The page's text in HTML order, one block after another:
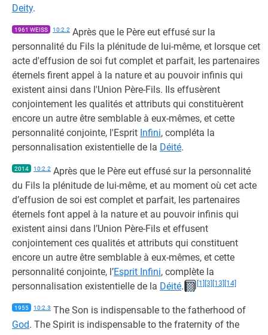
Deity.
1961 WEISS 10:2.2 Après que le Père eut effusé sur la
personnalité du Fils la plénitude de lui-même, et lorsque cet
acte d'effusion de soi fut complet et parfait, les partenaires
éternels firent appel à la nature et au pouvoir infinis qui
existent ainsi dans l'Union Père-Fils. Ils effusèrent
conjointement les qualités et attributs qui constituèrent
encore un autre être semblable à eux-mêmes, et cette
personnalité conjointe, l'Esprit Infini, compléta la
personnalisation existentielle de la Déité.
2014 10:2.2 Après que le Père eut effusé sur la personnalité
du Fils la plénitude de lui-même, et au moment où cet acte
d’effusion de soi est complet et parfait, les partenaires
éternels font appel à la nature et au pouvoir infinis qui
existent ainsi dans l’Union Père-Fils et effusent
conjointement ces qualités et attributs qui constituent
encore un autre être semblable à eux-mêmes, et cette
personnalité conjointe, l’Esprit Infini, complète la
personnalisation existentielle de la Déité. [1] [3] [13] [14]
1955 10:2.3 The Son is indispensable to the fatherhood of
God. The Spirit is indispensable to the fraternity of the